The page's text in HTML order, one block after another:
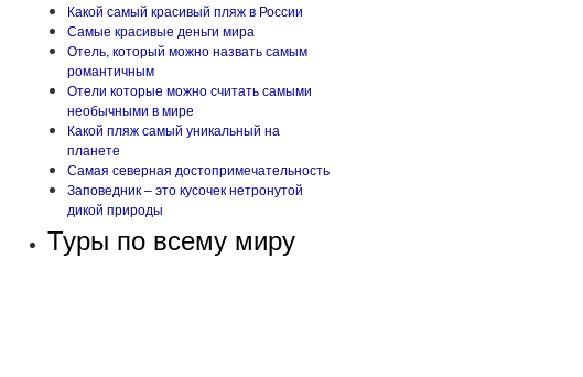
Какой самый красивый пляж в России
Самые красивые деньги мира
Отель, который можно назвать самым
романтичным
Отели которые можно считать самыми
необычными в мире
Какой пляж самый уникальный на
планете
Самая северная достопримечательность
Заповедник – это кусочек нетронутой
дикой природы
Туры по всему миру